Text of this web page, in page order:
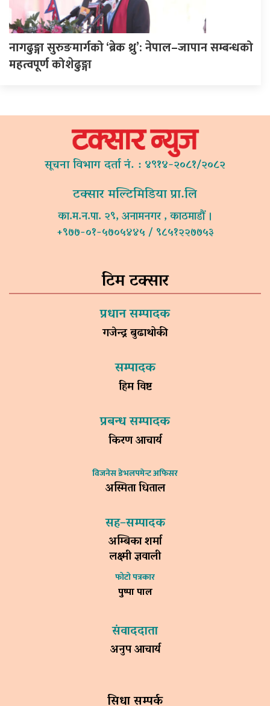
नागढुङ्गा सुरुङमार्गको ‘ब्रेक थ्रु’: नेपाल–जापान सम्बन्धको
महत्वपूर्ण कोशेढुङ्गा
सूचना विभाग दर्ता नं. : ४९१४-२०८१/२०८२
टक्सार मल्टिमिडिया प्रा.लि
का.म.न.पा. २९, अनामनगर , काठमाडौं ।
+९७७-०१-५७०५४४५ / ९८५१२२७७५३
टिम टक्सार
प्रधान सम्पादक
गजेन्द्र बुढाथोकी
सम्पादक
हिम विष्ट
प्रबन्ध सम्पादक
किरण आचार्य
विजनेस डेभलपमेन्ट अफिसर
अस्मिता धिताल
सह–सम्पादक
अम्बिका शर्मा
लक्ष्मी ज्ञवाली
फोटो पत्रकार
पुष्पा पाल
संवाददाता
अनुप आचार्य